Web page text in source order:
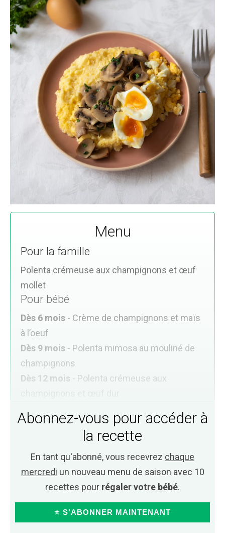
Menu
Pour la famille
Polenta crémeuse aux champignons et œuf
mollet
Pour bébé
Dès 6 mois - Crème de champignons et maïs
à l’oeuf
Dès 9 mois - Polenta mimosa au mouliné de
champignons
Dès 12 mois - Polenta crémeuse aux
Abonnez-vous pour accéder à
la recette
En tant qu'abonné, vous recevrez chaque
mercredi un nouveau menu de saison avec 10
recettes pour régaler votre bébé.
⭐ S'ABONNER MAINTENANT